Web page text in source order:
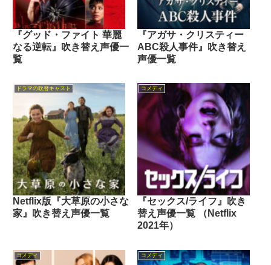
『グッド・ファイト 華麗
なる逆転』吹き替え声優一
覧
『アガサ・クリスティー
ABC殺人事件』吹き替え
声優一覧
ドラマの吹替キャスト
Netflix版『大草原の小さな
家』吹き替え声優一覧
コメディ
『セックス/ライフ』吹き
替え声優一覧 （Netflix
2021年）
コメディ コメディ